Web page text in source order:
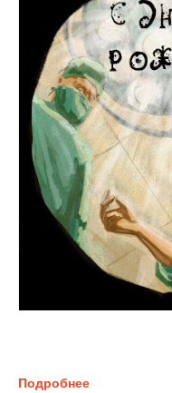
Подробнее